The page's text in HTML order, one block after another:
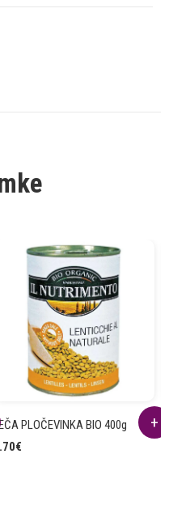
PLOČEVINKA BIO 400g
€